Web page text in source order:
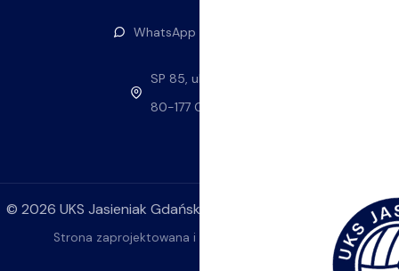
WhatsApp — napisz do nas
SP 85, ul. Stolema 59
80-177 Gdańsk
© 2026 UKS Jasieniak Gdańsk. Wszelkie prawa zastrzeżone.
Strona zaprojektowana i wykonana przez ok4YOU